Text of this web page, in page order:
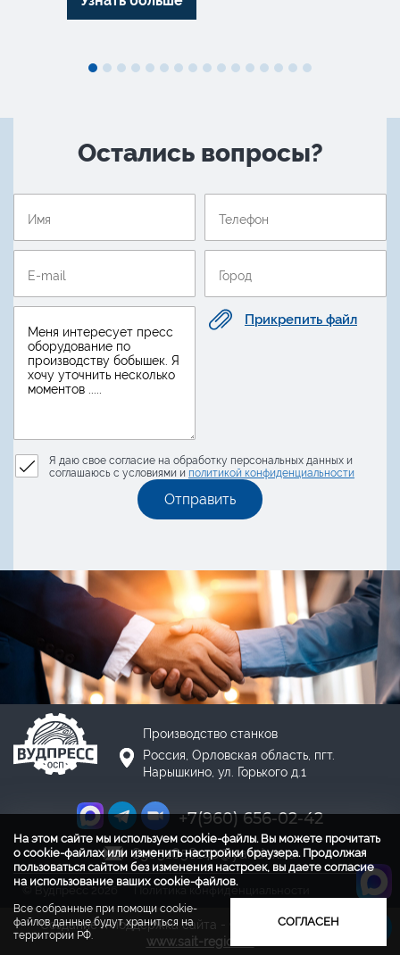
Остались вопросы?
Прикрепить файл
Я даю свое согласие на обработку персональных данных и
соглашаюсь с условиями и политикой конфиденциальности
Отправить
Производство станков
Россия, Орловская область, пгт.
Нарышкино, ул. Горького д.1
+7(960) 656-02-42
89051658140@yandex.ru
Политика конфиденциальности
Создание и поддержка сайта - ООО «Регион центр».
www.sait-region.ru
На этом сайте мы используем cookie-файлы. Вы можете прочитать
о cookie-файлах или изменить настройки браузера. Продолжая
пользоваться сайтом без изменения настроек, вы даете согласие
на использование ваших cookie-файлов.
Все собранные при помощи cookie-
файлов данные будут храниться на
территории РФ.
СОГЛАСЕН